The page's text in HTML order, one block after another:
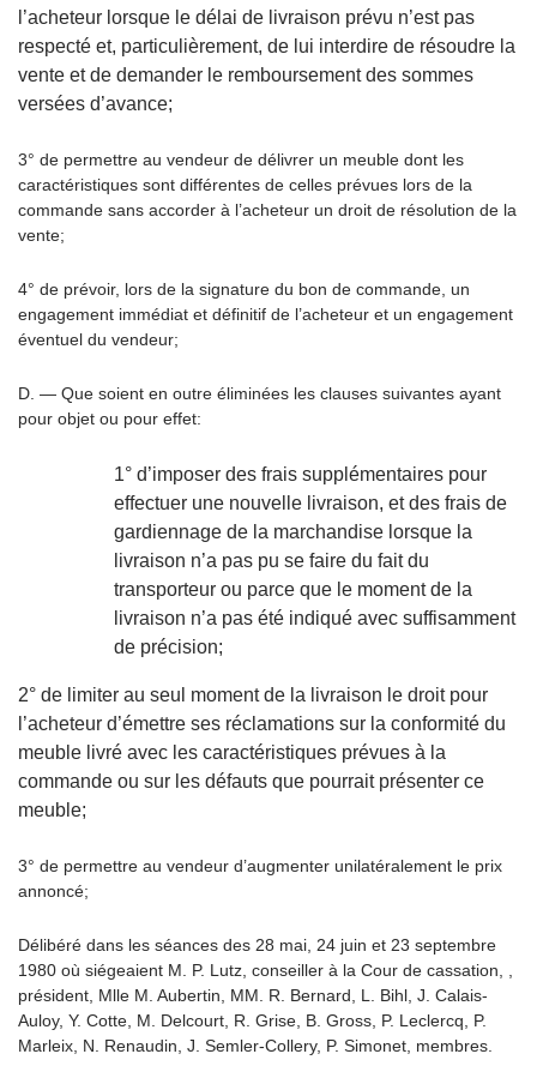
l’acheteur lorsque le délai de livraison prévu n’est pas
respecté et, particulièrement, de lui interdire de résoudre la
vente et de demander le remboursement des sommes
versées d’avance;
3° de permettre au vendeur de délivrer un meuble dont les
caractéristiques sont différentes de celles prévues lors de la
commande sans accorder à l’acheteur un droit de résolution de la
vente;
4° de prévoir, lors de la signature du bon de commande, un
engagement immédiat et définitif de l’acheteur et un engagement
éventuel du vendeur;
D. — Que soient en outre éliminées les clauses suivantes ayant
pour objet ou pour effet:
1° d’imposer des frais supplémentaires pour
effectuer une nouvelle livraison, et des frais de
gardiennage de la marchandise lorsque la
livraison n’a pas pu se faire du fait du
transporteur ou parce que le moment de la
livraison n’a pas été indiqué avec suffisamment
de précision;
2° de limiter au seul moment de la livraison le droit pour
l’acheteur d’émettre ses réclamations sur la conformité du
meuble livré avec les caractéristiques prévues à la
commande ou sur les défauts que pourrait présenter ce
meuble;
3° de permettre au vendeur d’augmenter unilatéralement le prix
annoncé;
Délibéré dans les séances des 28 mai, 24 juin et 23 septembre
1980 où siégeaient M. P. Lutz, conseiller à la Cour de cassation, ,
président, Mlle M. Aubertin, MM. R. Bernard, L. Bihl, J. Calais-
Auloy, Y. Cotte, M. Delcourt, R. Grise, B. Gross, P. Leclercq, P.
Marleix, N. Renaudin, J. Semler-Collery, P. Simonet, membres.